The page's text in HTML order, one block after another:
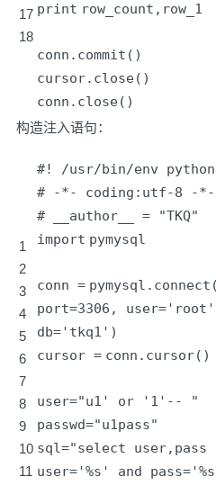
17
18
print row_count,row_1
conn.commit()
cursor.close()
conn.close()
构造注入语句：
1
2
3
4
5
6
7
8
9
10
11
#! /usr/bin/env python
# -*- coding:utf-8 -*-
# __author__ = "TKQ"
import pymysql
conn =
port=3306 , user='root'
db=' tkq1')
cursor = conn.cursor()
user="u1' or '1'-- "
passwd="u1pass"
sql="select user,pass
user='%s' and